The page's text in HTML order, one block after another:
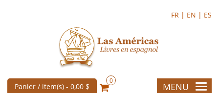
FR | EN | ES
Panier / item(s) - 0,00 $
0
MENU